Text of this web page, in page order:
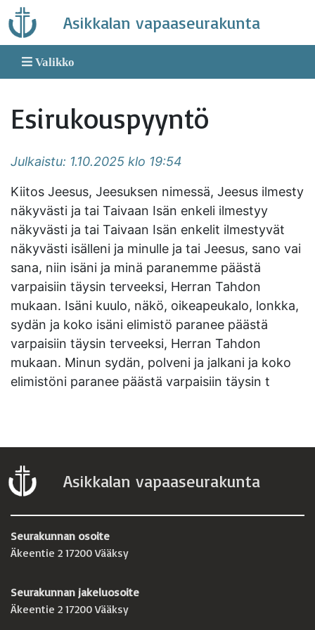
Skip
to
content
Asikkalan vapaaseurakunta
Valikko
Esirukouspyyntö
Julkaistu: 1.10.2025 klo 19:54
Kiitos Jeesus, Jeesuksen nimessä, Jeesus ilmesty
näkyvästi ja tai Taivaan Isän enkeli ilmestyy
näkyvästi ja tai Taivaan Isän enkelit ilmestyvät
näkyvästi isälleni ja minulle ja tai Jeesus, sano vai
sana, niin isäni ja minä paranemme päästä
varpaisiin täysin terveeksi, Herran Tahdon
mukaan. Isäni kuulo, näkö, oikeapeukalo, lonkka,
sydän ja koko isäni elimistö paranee päästä
varpaisiin täysin terveeksi, Herran Tahdon
mukaan. Minun sydän, polveni ja jalkani ja koko
elimistöni paranee päästä varpaisiin täysin t
Asikkalan vapaaseurakunta
Seurakunnan osoite
Äkeentie 2 17200 Vääksy
Seurakunnan jakeluosoite
Äkeentie 2 17200 Vääksy